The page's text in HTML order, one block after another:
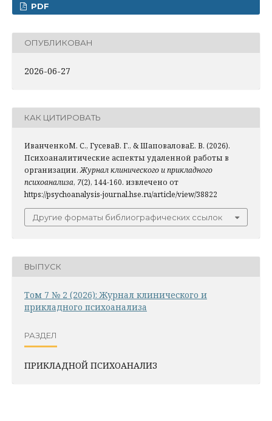
PDF
ОПУБЛИКОВАН
2026-06-27
КАК ЦИТИРОВАТЬ
ИванченкоМ. С., ГусеваВ. Г., & ШаповаловаЕ. В. (2026).
Психоаналитические аспекты удаленной работы в
организации.Журнал клинического и прикладного
психоанализа, 7(2), 144-160. извлечено от
https://psychoanalysis-journal.hse.ru/article/view/38822
Другие форматы библиографических ссылок
ВЫПУСК
Том 7 № 2 (2026): Журнал клинического и
прикладного психоанализа
РАЗДЕЛ
ПРИКЛАДНОЙ ПСИХОАНАЛИЗ